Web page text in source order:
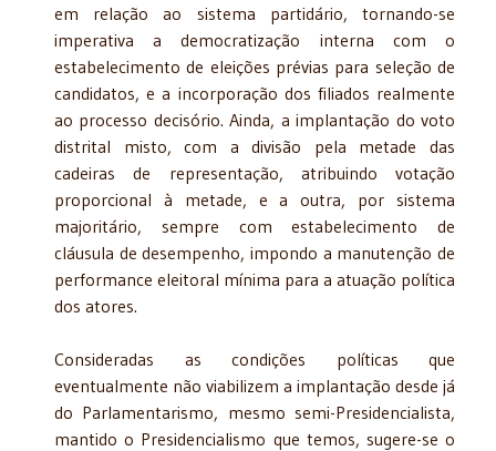
em relação ao sistema partidário, tornando-se
imperativa a democratização interna com o
estabelecimento de eleições prévias para seleção de
candidatos, e a incorporação dos filiados realmente
ao processo decisório. Ainda, a implantação do voto
distrital misto, com a divisão pela metade das
cadeiras de representação, atribuindo votação
proporcional à metade, e a outra, por sistema
majoritário, sempre com estabelecimento de
cláusula de desempenho, impondo a manutenção de
performance eleitoral mínima para a atuação política
dos atores.
Consideradas as condições políticas que
eventualmente não viabilizem a implantação desde já
do Parlamentarismo, mesmo semi-Presidencialista,
mantido o Presidencialismo que temos, sugere-se o